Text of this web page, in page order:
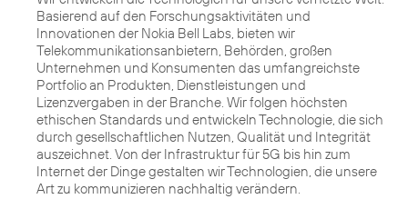
Basierend auf den Forschungsaktivitäten und
Innovationen der Nokia Bell Labs, bieten wir
Telekommunikationsanbietern, Behörden, großen
Unternehmen und Konsumenten das umfangreichste
Portfolio an Produkten, Dienstleistungen und
Lizenzvergaben in der Branche. Wir folgen höchsten
ethischen Standards und entwickeln Technologie, die sich
durch gesellschaftlichen Nutzen, Qualität und Integrität
auszeichnet. Von der Infrastruktur für 5G bis hin zum
Internet der Dinge gestalten wir Technologien, die unsere
Art zu kommunizieren nachhaltig verändern.